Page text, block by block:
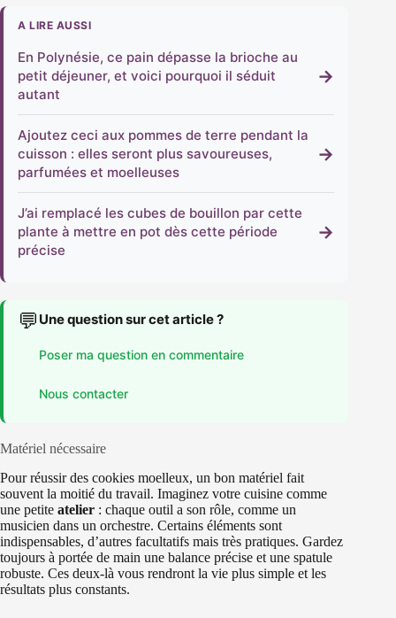
A LIRE AUSSI
En Polynésie, ce pain dépasse la brioche au
petit déjeuner, et voici pourquoi il séduit
autant
→
Ajoutez ceci aux pommes de terre pendant la
cuisson : elles seront plus savoureuses,
parfumées et moelleuses
→
J’ai remplacé les cubes de bouillon par cette
plante à mettre en pot dès cette période
précise
→
💬 Une question sur cet article ?
Poser ma question en commentaire
Nous contacter
Matériel nécessaire
Pour réussir des cookies moelleux, un bon matériel fait
souvent la moitié du travail. Imaginez votre cuisine comme
une petite atelier : chaque outil a son rôle, comme un
musicien dans un orchestre. Certains éléments sont
indispensables, d’autres facultatifs mais très pratiques. Gardez
toujours à portée de main une balance précise et une spatule
robuste. Ces deux-là vous rendront la vie plus simple et les
résultats plus constants.